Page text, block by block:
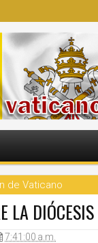
de Vaticano
LA
7:41:00 a.m.